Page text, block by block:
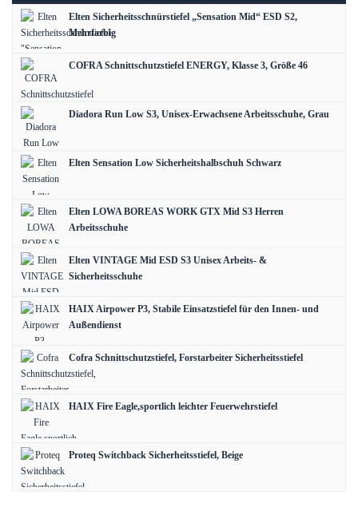
Elten Sicherheitsschnürstiefel „Sensation Mid“ ESD S2,
Mehrfarbig
COFRA Schnittschutzstiefel ENERGY, Klasse 3, Größe 46
Diadora Run Low S3, Unisex-Erwachsene Arbeitsschuhe, Grau
Elten Sensation Low Sicherheitshalbschuh Schwarz
Elten LOWA BOREAS WORK GTX Mid S3 Herren
Arbeitsschuhe
Elten VINTAGE Mid ESD S3 Unisex Arbeits- &
Sicherheitsschuhe
HAIX Airpower P3, Stabile Einsatzstiefel für den Innen- und
Außendienst
Cofra Schnittschutzstiefel, Forstarbeiter Sicherheitsstiefel
HAIX Fire Eagle,sportlich leichter Feuerwehrstiefel
Proteq Switchback Sicherheitsstiefel, Beige